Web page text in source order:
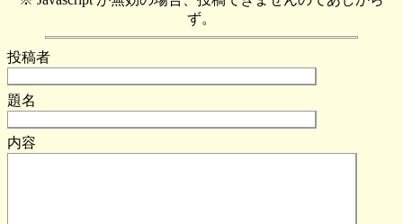
ず。
投稿者
題名
内容